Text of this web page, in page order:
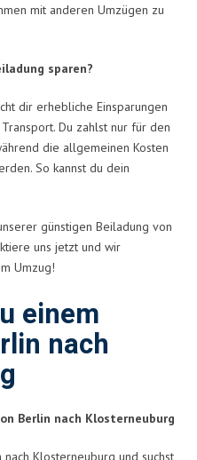
mit anderen Umzügen zu
sparen?
dir erhebliche Einsparungen
Du zahlst nur für den
die allgemeinen Kosten
So kannst du dein
günstigen Beiladung von
uns jetzt und wir
Umzug!
einem
nach
Berlin nach Klosterneuburg
Klosterneuburg und suchst